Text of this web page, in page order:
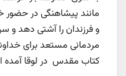
مانند پیشاهنگی در حضور
و فرزندان را آشتی دهد و
مردمانی مستعد برای
کتاب مقدس در لوقا آمده